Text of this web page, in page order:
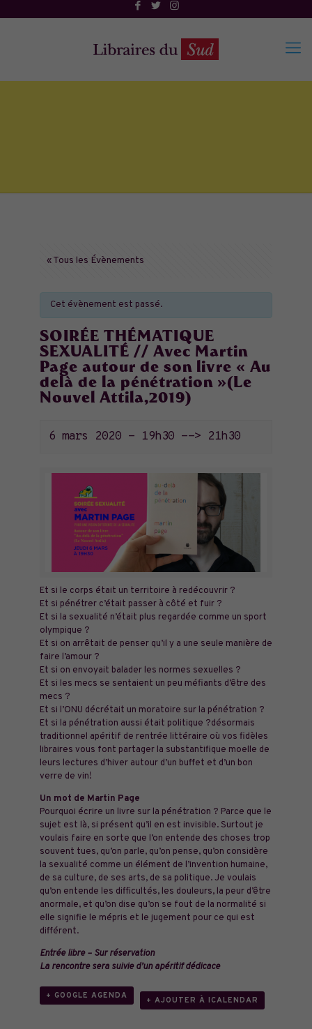
« Tous les Évènements
Cet évènement est passé.
SOIRÉE THÉMATIQUE
SEXUALITÉ // Avec Martin
Page autour de son livre « Au
delà de la pénétration »(Le
Nouvel Attila,2019)
6 mars 2020 - 19h30 --> 21h30
Et si le corps était un territoire à redécouvrir ?
Et si pénétrer c’était passer à côté et fuir ?
Et si la sexualité n’était plus regardée comme un sport
olympique ?
Et si on arrêtait de penser qu’il y a une seule manière de
faire l’amour ?
Et si on envoyait balader les normes sexuelles ?
Et si les mecs se sentaient un peu méfiants d’être des
mecs ?
Et si l’ONU décrétait un moratoire sur la pénétration ?
Et si la pénétration aussi était politique ?désormais
traditionnel apéritif de rentrée littéraire où vos fidèles
libraires vous font partager la substantifique moelle de
leurs lectures d’hiver autour d’un buffet et d’un bon
verre de vin!
Un mot de Martin Page
Pourquoi écrire un livre sur la pénétration ? Parce que le
sujet est là, si présent qu’il en est invisible. Surtout je
voulais faire en sorte que l’on entende des choses trop
souvent tues, qu’on parle, qu’on pense, qu’on considère
la sexualité comme un élément de l’invention humaine,
de sa culture, de ses arts, de sa politique. Je voulais
qu’on entende les difficultés, les douleurs, la peur d’être
anormal·e, et qu’on dise qu’on se fout de la normalité si
elle signifie le mépris et le jugement pour ce qui est
différent.
Entrée libre – Sur réservation
La rencontre sera suivie d’un apéritif dédicace
+ GOOGLE AGENDA
+ AJOUTER À ICALENDAR